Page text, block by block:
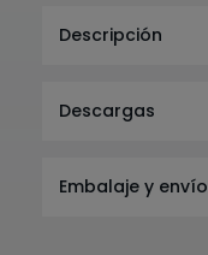
Descripción
Descargas
Embalaje y envío